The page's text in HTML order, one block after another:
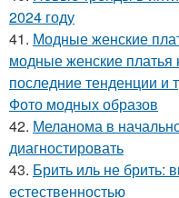
2024 году
41. Модные женские
модные женские платья
последние тенденции и
Фото модных образов
42. Меланома в
диагностировать
43. Брить иль не брить:
естественностью